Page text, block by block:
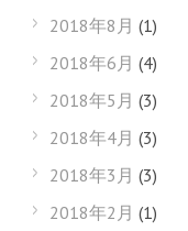
2018年8月 (1)
2018年6月 (4)
2018年5月 (3)
2018年4月 (3)
2018年3月 (3)
2018年2月 (1)